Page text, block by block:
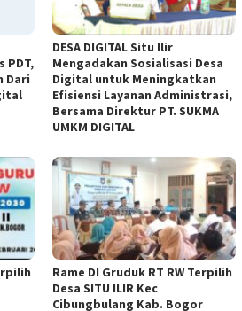
PDT,
Dari
DESA DIGITAL Situ Ilir
Mengadakan Sosialisasi Desa
Digital untuk Meningkatkan
Efisiensi Layanan Administrasi,
Bersama Direktur PT. SUKMA
UMKM DIGITAL
Rame DI Gruduk RT RW Terpilih
Desa SITU ILIR Kec
Cibungbulang Kab. Bogor